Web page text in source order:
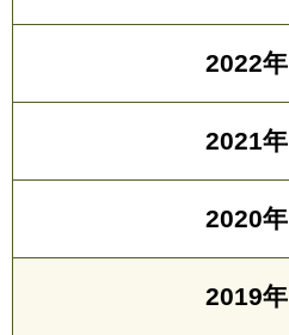
2022年
2021年
2020年
2019年